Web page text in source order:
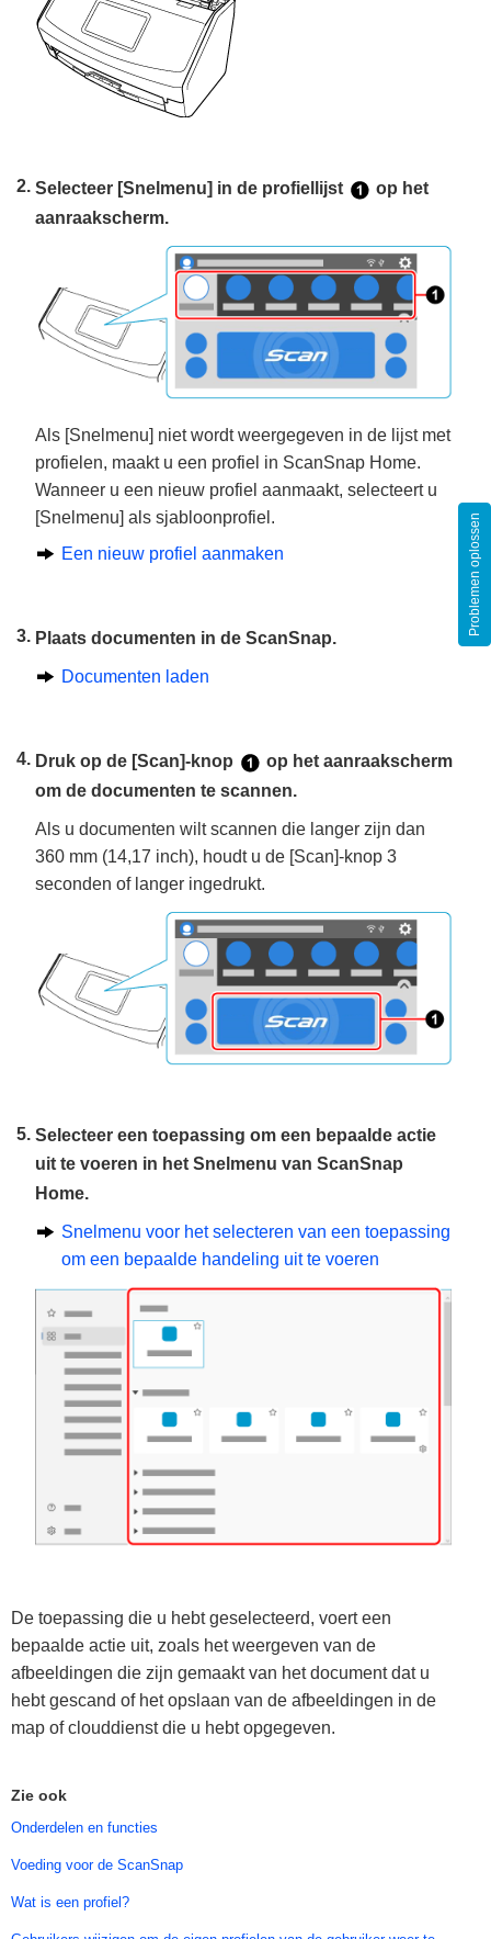
Selecteer [Snelmenu] in de profiellijst
op het
aanraakscherm.
Als [Snelmenu] niet wordt weergegeven in de lijst met
profielen, maakt u een profiel in ScanSnap Home.
Wanneer u een nieuw profiel aanmaakt, selecteert u
[Snelmenu] als sjabloonprofiel.
Een nieuw profiel aanmaken
Plaats documenten in de ScanSnap.
Documenten laden
Druk op de [Scan]-knop
op het aanraakscherm
om de documenten te scannen.
Als u documenten wilt scannen die langer zijn dan
360 mm (14,17 inch), houdt u de [Scan]-knop 3
seconden of langer ingedrukt.
Selecteer een toepassing om een bepaalde actie
uit te voeren in het Snelmenu van ScanSnap
Home.
Snelmenu voor het selecteren van een toepassing
om een bepaalde handeling uit te voeren
De toepassing die u hebt geselecteerd, voert een
bepaalde actie uit, zoals het weergeven van de
afbeeldingen die zijn gemaakt van het document dat u
hebt gescand of het opslaan van de afbeeldingen in de
map of clouddienst die u hebt opgegeven.
Zie ook
Onderdelen en functies
Voeding voor de ScanSnap
Wat is een profiel?
Problemen oplossen